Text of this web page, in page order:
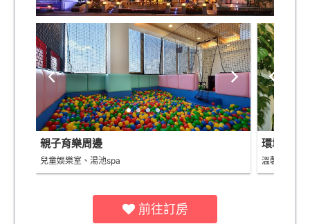
親子育樂周邊
兒童娛樂室、湯池spa
環境景觀
溫馨舒適的
前往訂房